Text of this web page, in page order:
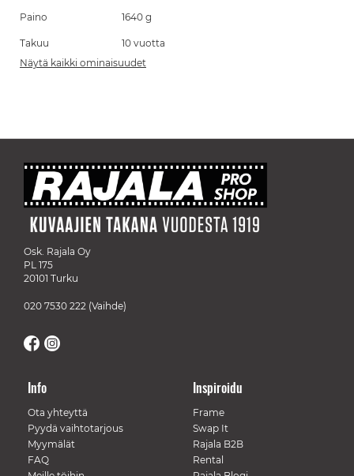
Paino 1640 g
Takuu
10 vuotta
Näytä kaikki ominaisuudet
Osk. Rajala Oy
PL 175
20101 Turku
020 7530 222 (Vaihde)
Info
Ota yhteyttä
Pyydä vaihtotarjous
Myymälät
FAQ
Inspiroidu
Frame
Swap It
Rajala B2B
Rental